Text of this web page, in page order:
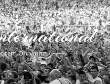
Ohrwurm